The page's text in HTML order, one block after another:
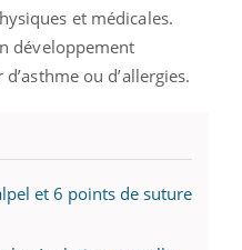
et médicales.
développement
ou d’allergies.
et 6 points de suture